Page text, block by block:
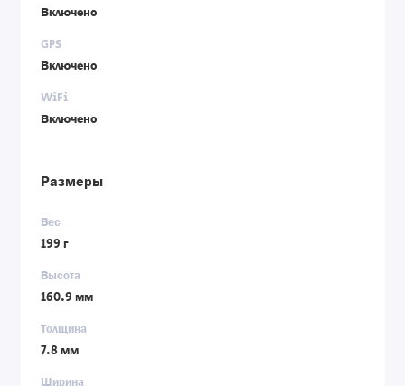
Включено
GPS
Включено
WiFi
Включено
Размеры
Вес
199 г
Высота
160.9 мм
Толщина
7.8 мм
Ширина